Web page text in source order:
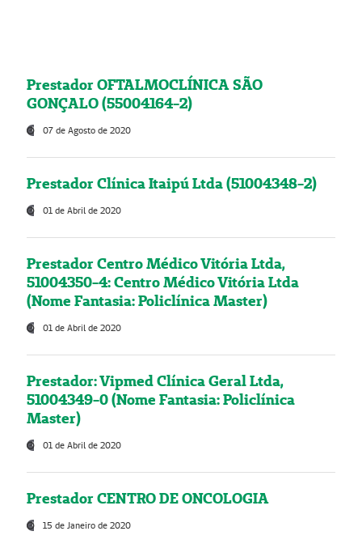
Prestador OFTALMOCLÍNICA SÃO
GONÇALO (55004164-2)
07 de Agosto de 2020
Prestador Clínica Itaipú Ltda (51004348-2)
01 de Abril de 2020
Prestador Centro Médico Vitória Ltda,
51004350-4: Centro Médico Vitória Ltda
(Nome Fantasia: Policlínica Master)
01 de Abril de 2020
Prestador: Vipmed Clínica Geral Ltda,
51004349-0 (Nome Fantasia: Policlínica
Master)
01 de Abril de 2020
Prestador CENTRO DE ONCOLOGIA
15 de Janeiro de 2020